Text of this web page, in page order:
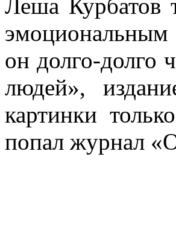
Леша Курбатов
эмоциональным
он долго-долго
людей»,
картинки
попал журнал